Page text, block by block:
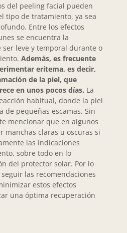
del peeling facial pueden
tipo de tratamiento, ya sea
Entre los efectos
se encuentra la
leve y temporal durante o
Además, es frecuente
eritema, es decir,
de la piel, que
en unos pocos días. La
habitual, donde la piel
de pequeñas escamas. Sin
mencionar que en algunos
manchas claras u oscuras si
las indicaciones
sobre todo en lo
del protector solar. Por lo
las recomendaciones
estos efectos
una óptima recuperación